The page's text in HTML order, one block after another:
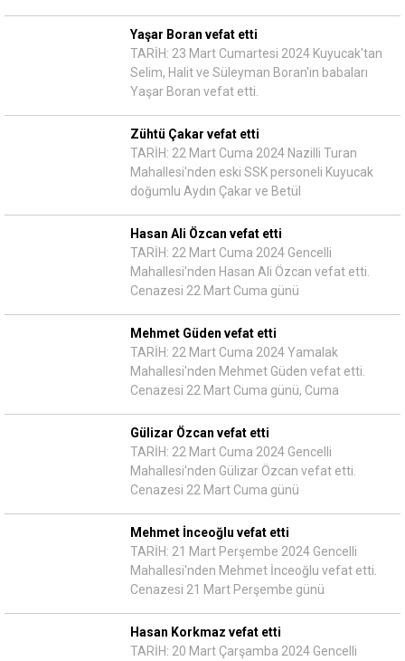
Yaşar Boran vefat etti
TARİH: 23 Mart Cumartesi 2024 Kuyucak'tan
Selim, Halit ve Süleyman Boran'ın babaları
Yaşar Boran vefat etti.
Zühtü Çakar vefat etti
TARİH: 22 Mart Cuma 2024 Nazilli Turan
Mahallesi'nden eski SSK personeli Kuyucak
doğumlu Aydın Çakar ve Betül
Hasan Ali Özcan vefat etti
TARİH: 22 Mart Cuma 2024 Gencelli
Mahallesi'nden Hasan Ali Özcan vefat etti.
Cenazesi 22 Mart Cuma günü
Mehmet Güden vefat etti
TARİH: 22 Mart Cuma 2024 Yamalak
Mahallesi'nden Mehmet Güden vefat etti.
Cenazesi 22 Mart Cuma günü, Cuma
Gülizar Özcan vefat etti
TARİH: 22 Mart Cuma 2024 Gencelli
Mahallesi'nden Gülizar Özcan vefat etti.
Cenazesi 22 Mart Cuma günü
Mehmet İnceoğlu vefat etti
TARİH: 21 Mart Perşembe 2024 Gencelli
Mahallesi'nden Mehmet İnceoğlu vefat etti.
Cenazesi 21 Mart Perşembe günü
Hasan Korkmaz vefat etti
TARİH: 20 Mart Çarşamba 2024 Gencelli